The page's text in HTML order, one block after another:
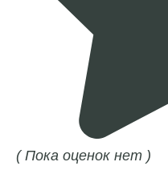
( Пока оценок нет )